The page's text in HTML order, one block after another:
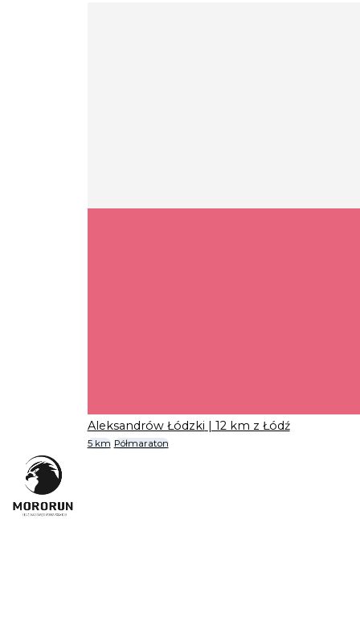
Aleksandrów Łódzki | 12 km z Łódź
5 km Półmaraton